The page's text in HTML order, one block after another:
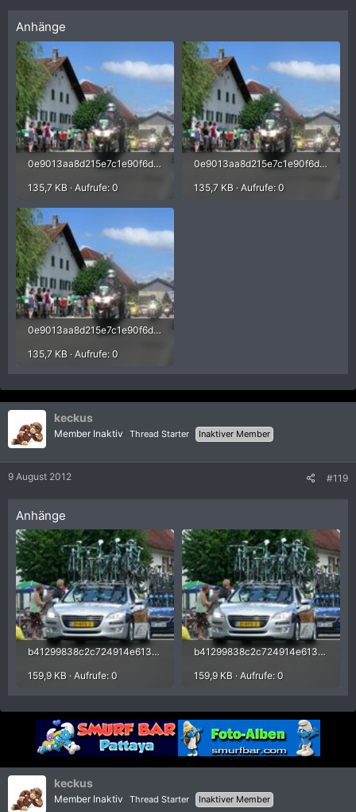
Anhänge
0e9013aa8d215e7c1e90f6dca4562714.jpg
135,7 KB · Aufrufe: 0
0e9013aa8d215e7c1e90f6dca4562714.jpg
135,7 KB · Aufrufe: 0
0e9013aa8d215e7c1e90f6dca4562714.jpg
135,7 KB · Aufrufe: 0
keckus
Member Inaktiv Thread Starter Inaktiver Member
9 August 2012 #119
Anhänge
b41299838c2c724914e613152d181b1e.jpg
159,9 KB · Aufrufe: 0
b41299838c2c724914e613152d181b1e.jpg
159,9 KB · Aufrufe: 0
keckus
Member Inaktiv Thread Starter Inaktiver Member